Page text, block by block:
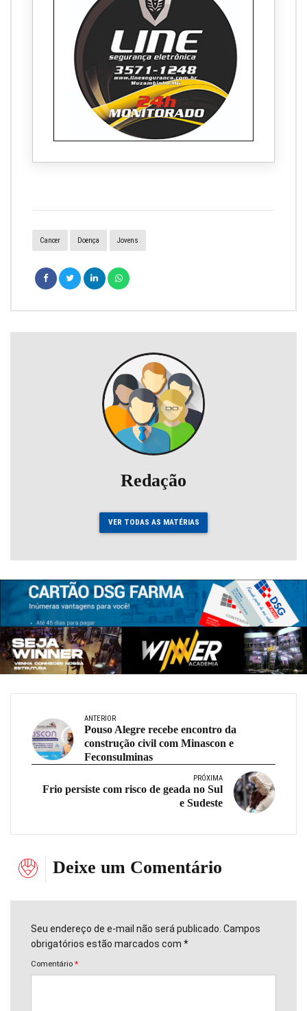
Cancer Doença Jovens
Redação
VER TODAS AS MATÉRIAS
ANTERIOR
Pouso Alegre recebe encontro da
construção civil com Minascon e
Feconsulminas
PRÓXIMA
Frio persiste com risco de geada no Sul
e Sudeste
Deixe um Comentário
Seu endereço de e-mail não será publicado. Campos
obrigatórios estão marcados com *
Comentário *